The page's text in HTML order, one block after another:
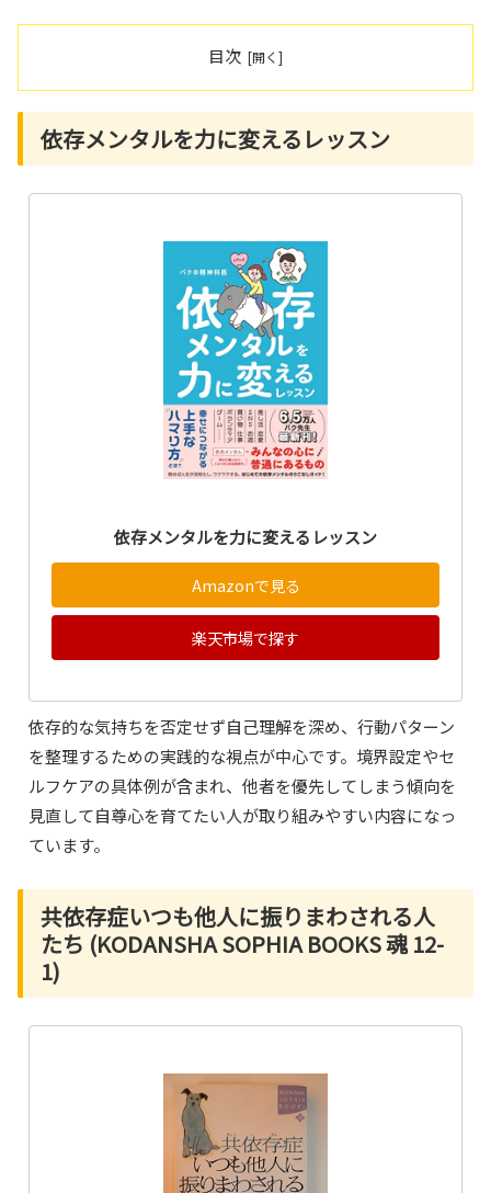
目次
依存メンタルを力に変えるレッスン
依存メンタルを力に変えるレッスン
Amazonで見る
楽天市場で探す
依存的な気持ちを否定せず自己理解を深め、行動パターン
を整理するための実践的な視点が中心です。境界設定やセ
ルフケアの具体例が含まれ、他者を優先してしまう傾向を
見直して自尊心を育てたい人が取り組みやすい内容になっ
ています。
共依存症いつも他人に振りまわされる人
たち (KODANSHA SOPHIA BOOKS 魂 12-
1)